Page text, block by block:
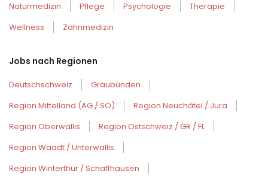
Naturmedizin
Pflege Psychologie
Therapie
Wellness
Zahnmedizin
Jobs nach Regionen
Deutschschweiz
Graubünden
Region Mittelland (AG / SO)
Region Neuchâtel / Jura
Region Oberwallis
Region Ostschweiz / GR / FL
Region Waadt / Unterwallis
Region Winterthur / Schaffhausen